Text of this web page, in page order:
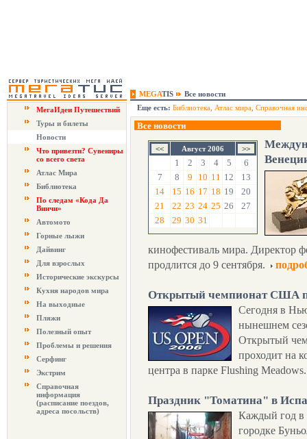
MEGATIS
Все новости
МегаИдеи Путешествий
Туры и билеты
Новости
Что привезти? Сувениры
со всего света
Атлас Мира
Библиотека
По следам «Кода Да
Винчи»
Автомото
Горные лыжи
Дайвинг
Для взрослых
Исторические экскурсы
Кухня народов мира
На выходные
Пляжи
Полезный опыт
Проблемы и решения
Серфинг
Экстрим
Справочная
информация
(расписание поездов,
адреса посольств)
Еще есть: Библиотека Атлас мира Справочная
Все новости
Август 2006
1 2 3 4 5
6
7
8 9 10 11 12
13
14
15 16 17 18 19
20
21
22 23 24 25 26
27
28
29 30 31
кинофестиваль мира. Директор
продлится до 9 сентября.
Открытый чемпионат США
Сегодня в
нынешнем
Открытый
проходит на
центра в парке Flushing Meadows.
Праздник "Томатина" в
Каждый год в
городке